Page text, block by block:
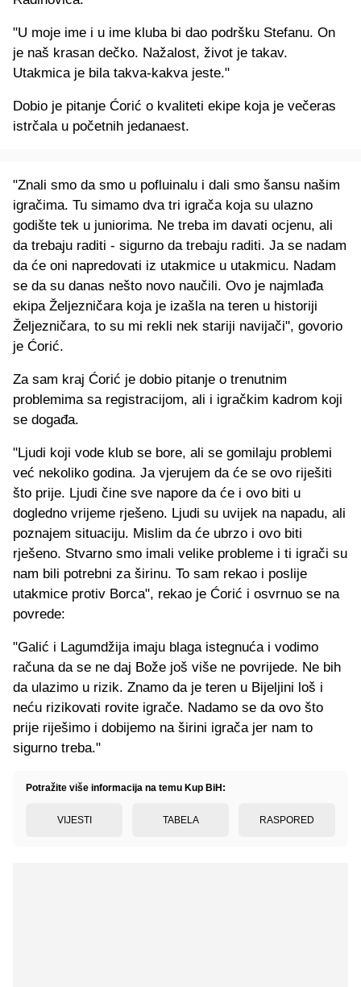
"U moje ime i u ime kluba bi dao podršku Stefanu. On
je naš krasan dečko. Nažalost, život je takav.
Utakmica je bila takva-kakva jeste."
Dobio je pitanje Ćorić o kvaliteti ekipe koja je večeras
istrčala u početnih jedanaest.
"Znali smo da smo u pofluinalu i dali smo šansu našim
igračima. Tu simamo dva tri igrača koja su ulazno
godište tek u juniorima. Ne treba im davati ocjenu, ali
da trebaju raditi - sigurno da trebaju raditi. Ja se nadam
da će oni napredovati iz utakmice u utakmicu. Nadam
se da su danas nešto novo naučili. Ovo je najmlađa
ekipa Željezničara koja je izašla na teren u historiji
Željezničara, to su mi rekli nek stariji navijači", govorio
je Ćorić.
Za sam kraj Ćorić je dobio pitanje o trenutnim
problemima sa registracijom, ali i igračkim kadrom koji
se događa.
"Ljudi koji vode klub se bore, ali se gomilaju problemi
već nekoliko godina. Ja vjerujem da će se ovo riješiti
što prije. Ljudi čine sve napore da će i ovo biti u
dogledno vrijeme rješeno. Ljudi su uvijek na napadu, ali
poznajem situaciju. Mislim da će ubrzo i ovo biti
rješeno. Stvarno smo imali velike probleme i ti igrači su
nam bili potrebni za širinu. To sam rekao i poslije
utakmice protiv Borca", rekao je Ćorić i osvrnuo se na
povrede:
"Galić i Lagumdžija imaju blaga istegnuća i vodimo
računa da se ne daj Bože još više ne povrijede. Ne bih
da ulazimo u rizik. Znamo da je teren u Bijeljini loš i
neću rizikovati rovite igrače. Nadamo se da ovo što
prije riješimo i dobijemo na širini igrača jer nam to
sigurno treba."
Potražite više informacija na temu Kup BiH:
VIJESTI TABELA RASPORED